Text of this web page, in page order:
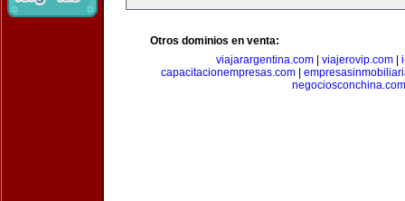
Otros dominios en venta:
viajarargentina.com| viajerovip.com|
capacitacionempresas.com|
negociosconchina.com